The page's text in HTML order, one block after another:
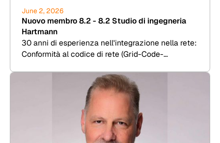
June 2, 2026
Nuovo membro 8.2 - 8.2 Studio di ingegneria
Hartmann
30 anni di esperienza nell'integrazione nella rete:
Conformità al codice di rete (Grid-Code-
fotovoltaico, BESS e idrogeno.